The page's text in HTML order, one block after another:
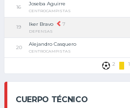
16
Joseba Aguirre
CENTROCAMPISTAS
19 Iker Bravo 7
DEFENSAS
20
Alejandro Casquero
CENTROCAMPISTAS
2 1
CUERPO TÉCNICO